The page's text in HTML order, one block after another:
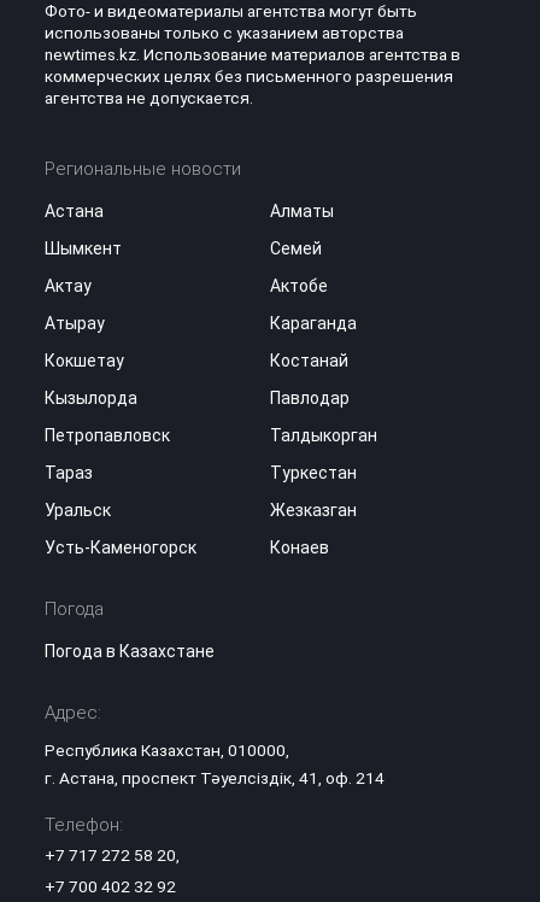
Фото- и видеоматериалы агентства могут быть
использованы только с указанием авторства
newtimes.kz. Использование материалов агентства в
коммерческих целях без письменного разрешения
агентства не допускается.
Региональные новости
Астана
Алматы
Шымкент
Семей
Актау
Актобе
Атырау
Караганда
Кокшетау
Костанай
Кызылорда
Павлодар
Петропавловск
Талдыкорган
Тараз
Туркестан
Уральск
Жезказган
Усть-Каменогорск
Конаев
Погода
Погода в Казахстане
Адрес:
Республика Казахстан, 010000,
г. Астана, проспект Тәуелсіздік, 41, оф. 214
Телефон:
+7 717 272 58 20,
+7 700 402 32 92